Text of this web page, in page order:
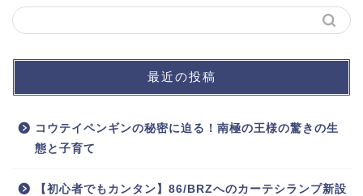
最近の投稿
コウテイペンギンの秘密に迫る！南極の王様の驚きの生
態と子育て
【初心者でもカンタン】86/BRZへのカーテシランプ新設